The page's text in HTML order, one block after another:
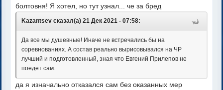
болтовня! Я хотел, но тут узнал... че за бред
Kazantsev сказал(а) 21 Дек 2021 - 07:58:
Да все мы душевные! Иначе не встречались бы на
соревнованиях. А состав реально вырисовывался на ЧР
лучший и подготовленный, зная что Евгений Прилепов не
поедет сам.
да я изначально отказался сам без оказанных мер